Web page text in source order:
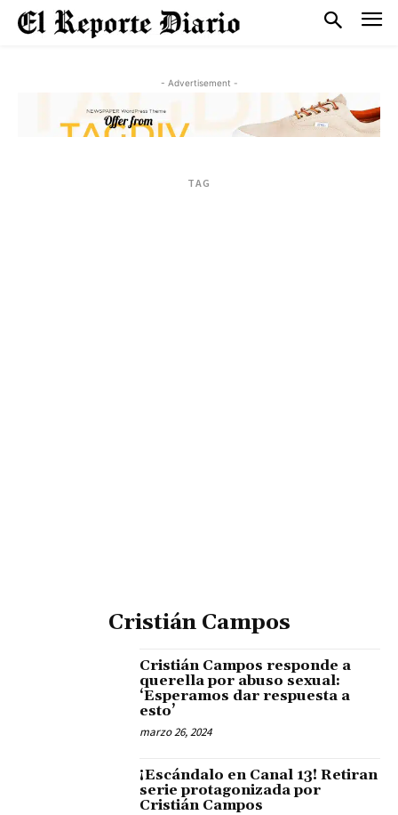
- Advertisement -
TAG
Cristián Campos
Cristián Campos responde a
querella por abuso sexual:
‘Esperamos dar respuesta a
esto’
marzo 26, 2024
¡Escándalo en Canal 13! Retiran
serie protagonizada por
Cristián Campos